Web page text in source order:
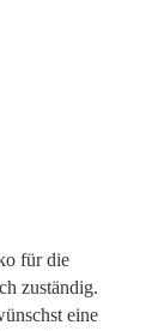
für die
zuständig.
eine